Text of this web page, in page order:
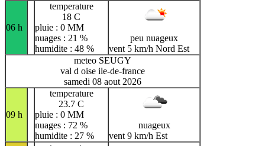
06 h
temperature
18 C
pluie : 0 MM
nuages : 21 %
humidite : 48 %
peu nuageux
vent 5 km/h Nord Est
meteo SEUGY
val d oise ile-de-france
samedi 08 aout 2026
09 h
temperature
23.7 C
pluie : 0 MM
nuages : 72 %
humidite : 27 %
nuageux
vent 9 km/h Est